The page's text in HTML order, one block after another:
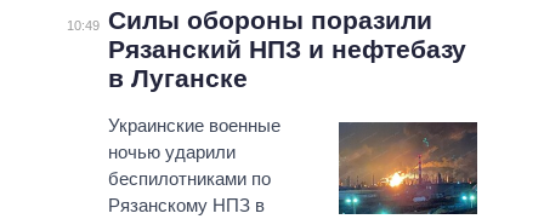
10:49 Силы обороны поразили
Рязанский НПЗ и нефтебазу
в Луганске
Украинские военные
ночью ударили
беспилотниками по
Рязанскому НПЗ в